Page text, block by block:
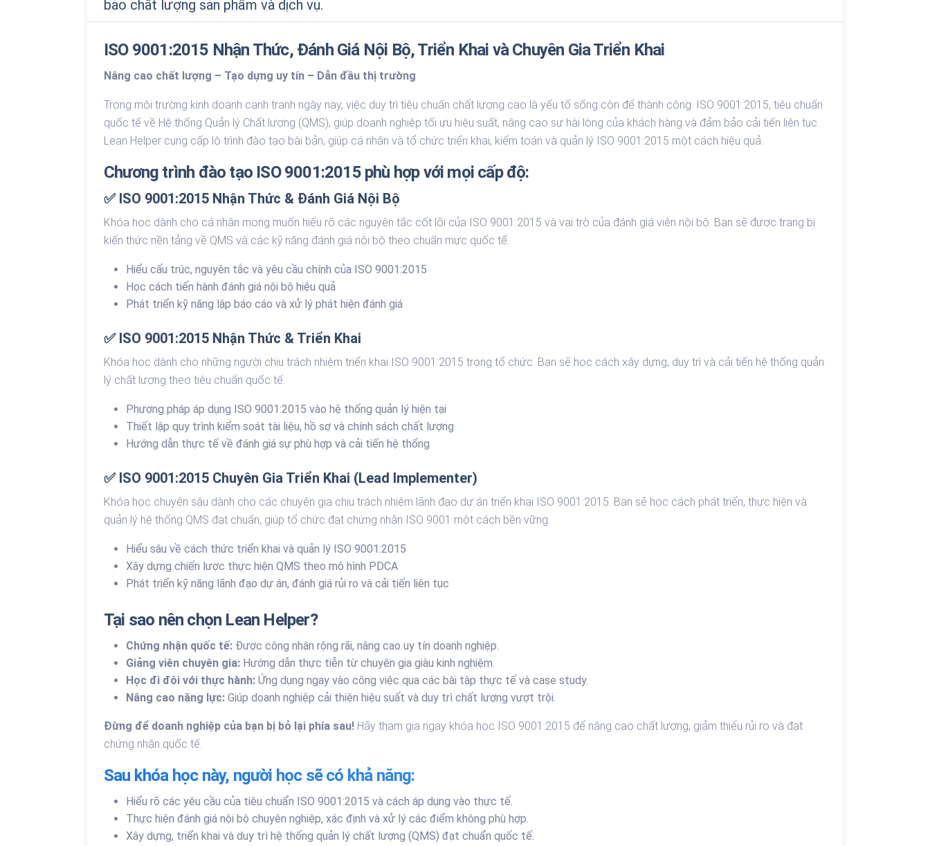
Khóa học LSS, Data Science
bảo chất lượng sản phẩm và dịch vụ.
ISO 9001:2015 Nhận Thức, Đánh Giá Nội Bộ, Triển Khai và Chuyên Gia Triển Khai
Nâng cao chất lượng – Tạo dựng uy tín – Dẫn đầu thị trường
Trong môi trường kinh doanh cạnh tranh ngày nay, việc duy trì tiêu chuẩn chất lượng cao là yếu tố sống còn để thành công. ISO 9001:2015, tiêu chuẩn
quốc tế về Hệ thống Quản lý Chất lượng (QMS), giúp doanh nghiệp tối ưu hiệu suất, nâng cao sự hài lòng của khách hàng và đảm bảo cải tiến liên tục.
Lean Helper cung cấp lộ trình đào tạo bài bản, giúp cá nhân và tổ chức triển khai, kiểm toán và quản lý ISO 9001:2015 một cách hiệu quả.
Chương trình đào tạo ISO 9001:2015 phù hợp với mọi cấp độ:
✅ ISO 9001:2015 Nhận Thức & Đánh Giá Nội Bộ
Khóa học dành cho cá nhân mong muốn hiểu rõ các nguyên tắc cốt lõi của ISO 9001:2015 và vai trò của đánh giá viên nội bộ. Bạn sẽ được trang bị
kiến thức nền tảng về QMS và các kỹ năng đánh giá nội bộ theo chuẩn mực quốc tế.
Hiểu cấu trúc, nguyên tắc và yêu cầu chính của ISO 9001:2015
Học cách tiến hành đánh giá nội bộ hiệu quả
Phát triển kỹ năng lập báo cáo và xử lý phát hiện đánh giá
✅ ISO 9001:2015 Nhận Thức & Triển Khai
Khóa học dành cho những người chịu trách nhiệm triển khai ISO 9001:2015 trong tổ chức. Bạn sẽ học cách xây dựng, duy trì và cải tiến hệ thống quản
lý chất lượng theo tiêu chuẩn quốc tế.
Phương pháp áp dụng ISO 9001:2015 vào hệ thống quản lý hiện tại
Thiết lập quy trình kiểm soát tài liệu, hồ sơ và chính sách chất lượng
Hướng dẫn thực tế về đánh giá sự phù hợp và cải tiến hệ thống
✅ ISO 9001:2015 Chuyên Gia Triển Khai (Lead Implementer)
Khóa học chuyên sâu dành cho các chuyên gia chịu trách nhiệm lãnh đạo dự án triển khai ISO 9001:2015. Bạn sẽ học cách phát triển, thực hiện và
quản lý hệ thống QMS đạt chuẩn, giúp tổ chức đạt chứng nhận ISO 9001 một cách bền vững.
Hiểu sâu về cách thức triển khai và quản lý ISO 9001:2015
Xây dựng chiến lược thực hiện QMS theo mô hình PDCA
Phát triển kỹ năng lãnh đạo dự án, đánh giá rủi ro và cải tiến liên tục
Tại sao nên chọn Lean Helper?
Chứng nhận quốc tế: Được công nhận rộng rãi, nâng cao uy tín doanh nghiệp.
Giảng viên chuyên gia: Hướng dẫn thực tiễn từ chuyên gia giàu kinh nghiệm.
Học đi đôi với thực hành: Ứng dụng ngay vào công việc qua các bài tập thực tế và case study.
Nâng cao năng lực: Giúp doanh nghiệp cải thiện hiệu suất và duy trì chất lượng vượt trội.
Đừng để doanh nghiệp của bạn bị bỏ lại phía sau! Hãy tham gia ngay khóa học ISO 9001:2015 để nâng cao chất lượng, giảm thiểu rủi ro và đạt
chứng nhận quốc tế.
Sau khóa học này, người học sẽ có khả năng:
Hiểu rõ các yêu cầu của tiêu chuẩn ISO 9001:2015 và cách áp dụng vào thực tế.
Thực hiện đánh giá nội bộ chuyên nghiệp, xác định và xử lý các điểm không phù hợp.
Xây dựng, triển khai và duy trì hệ thống quản lý chất lượng (QMS) đạt chuẩn quốc tế.